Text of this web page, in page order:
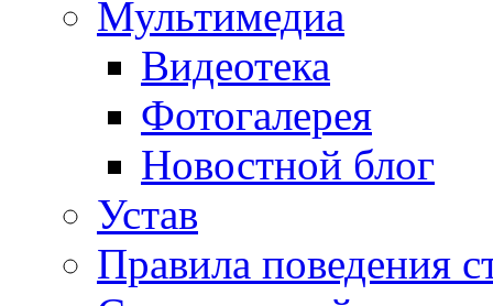
Мультимедиа
Видеотека
Фотогалерея
Новостной блог
Устав
Правила поведения